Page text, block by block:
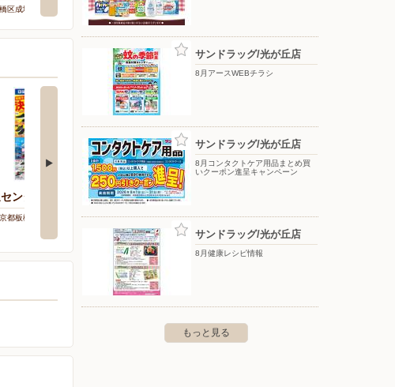
区成増3丁目11-3 〒351-0105 和光市西大和団地1-20
ンター/高島平店
都板橋区高島平8-19-6 さかえビル1F
東京靴流通センター/光が丘公園店
〒175-0093 東京都板橋区赤塚新町3-30-1
サンドラッグ/光が丘店
8月アースWEBチラシ
サンドラッグ/光が丘店
8月コンタクトケア用品まとめ買
いクーポン進呈キャンペーン
サンドラッグ/光が丘店
8月健康レシピ情報
もっと見る